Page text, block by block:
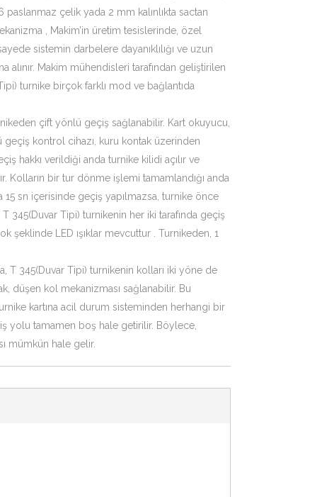
çelik yada 2 mm kalınlıkta sactan
, Makim’in üretim tesislerinde, özel
sistemin darbelere dayanıklılığı ve uzun
alınır. Makim mühendisleri tarafından geliştirilen
turnike birçok farklı mod ve bağlantıda
çift yönlü geçiş sağlanabilir. Kart okuyucu,
kontrol cihazı, kuru kontak üzerinden
hakkı verildiği anda turnike kilidi açılır ve
Kolların bir tur dönme işlemi tamamlandığı anda
15 sn içerisinde geçiş yapılmazsa, turnike önce
345(Duvar Tipi) turnikenin her iki tarafında geçiş
şeklinde LED ışıklar mevcuttur . Turnikeden, 1
T 345(Duvar Tipi) turnikenin kolları iki yöne de
düşen kol mekanizması sağlanabilir. Bu
kartına acil durum sisteminden herhangi bir
yolu tamamen boş hale getirilir. Böylece,
mümkün hale gelir.